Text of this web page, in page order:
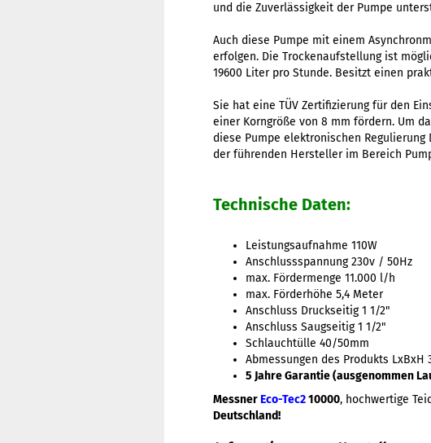
und die Zuverlässigkeit der Pumpe
Auch diese Pumpe mit einem
erfolgen. Die Trockenaufstellung ist
19600 Liter pro Stunde. Besitzt einen
Sie hat eine TÜV Zertifizierung für den
einer Korngröße von 8 mm fördern. Um
diese Pumpe elektronischen
der führenden Hersteller im Bereich
Technische Daten:
Leistungsaufnahme 110W
Anschlussspannung 230v / 50Hz
max. Fördermenge 11.000 l/h
max. Förderhöhe 5,4 Meter
Anschluss Druckseitig 1 1/2"
Anschluss Saugseitig 1 1/2"
Schlauchtülle 40/50mm
Abmessungen des Produkts LxBxH
5 Jahre Garantie (ausgenommen
MessnerEco-Tec210000, hochwertige
Deutschland!